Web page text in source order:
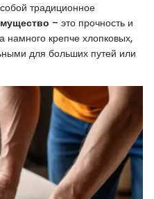
традиционное
– это прочность и
намного крепче хлопковых,
для больших путей или